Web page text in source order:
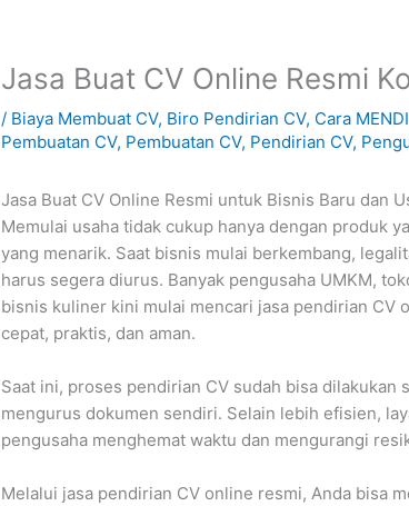
Jasa Buat CV Online Resmi
/ Biaya Membuat CV, Biro Pendirian CV, Cara
Pembuatan CV, Pembuatan CV, Pendirian CV,
Jasa Buat CV Online Resmi untuk Bisnis Baru dan
Memulai usaha tidak cukup hanya dengan produk
yang menarik. Saat bisnis mulai berkembang,
harus segera diurus. Banyak pengusaha UMKM,
bisnis kuliner kini mulai mencari jasa pendirian CV
cepat, praktis, dan aman.
Saat ini, proses pendirian CV sudah bisa dilakukan
mengurus dokumen sendiri. Selain lebih efisien,
pengusaha menghemat waktu dan mengurangi
Melalui jasa pendirian CV online resmi, Anda bisa